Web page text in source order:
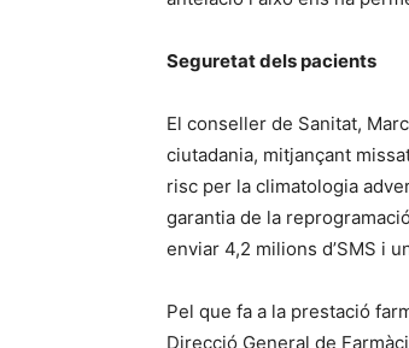
Seguretat dels pacients
El conseller de Sanitat,
ciutadania, mitjançant
risc per la climatologia
garantia de la
enviar 4,2 milions d’SMS i
Pel que fa a la prestació
Direcció General de